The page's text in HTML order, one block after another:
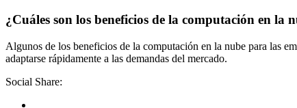
¿Cuáles son los beneficios de la computación en la
Algunos de los beneficios de la computación en la nube para las
adaptarse rápidamente a las demandas del mercado.
Social Share: